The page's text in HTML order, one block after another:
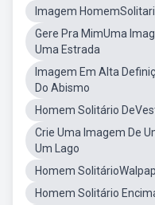
Imagem
Gere Pra MimUma
Uma Estrada
Imagem Em Alta
Do Abismo
Homem Solitário
Crie Uma Imagem De
Um Lago
Homem
Homem Solitário